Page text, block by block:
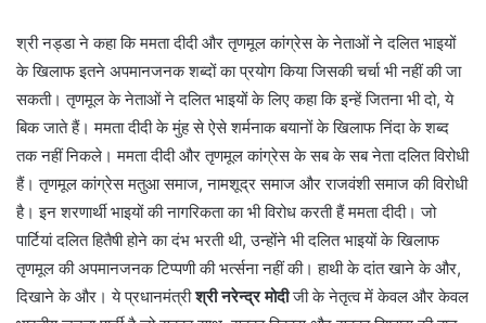
श्री नड्डा ने कहा कि ममता दीदी और तृणमूल कांग्रेस के नेताओं ने दलित भाइयों
के खिलाफ इतने अपमानजनक शब्दों का प्रयोग किया जिसकी चर्चा भी नहीं की जा
सकती। तृणमूल के नेताओं ने दलित भाइयों के लिए कहा कि इन्हें जितना भी दो, ये
बिक जाते हैं। ममता दीदी के मुंह से ऐसे शर्मनाक बयानों के खिलाफ निंदा के शब्द
तक नहीं निकले। ममता दीदी और तृणमूल कांग्रेस के सब के सब नेता दलित विरोधी
हैं। तृणमूल कांग्रेस मतुआ समाज, नामशूद्र समाज और राजवंशी समाज की विरोधी
है। इन शरणार्थी भाइयों की नागरिकता का भी विरोध करती हैं ममता दीदी। जो
पार्टियां दलित हितैषी होने का दंभ भरती थी, उन्होंने भी दलित भाइयों के खिलाफ
तृणमूल की अपमानजनक टिप्पणी की भर्त्सना नहीं की। हाथी के दांत खाने के और,
दिखाने के और। ये प्रधानमंत्रीश्री नरेन्द्र मोदीजी के नेतृत्व में केवल और केवल